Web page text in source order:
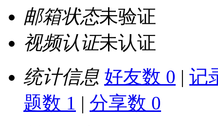
邮箱状态未验证
视频认证未认证
统计信息 好友数 0 | 记
题数 1 | 分享数 0